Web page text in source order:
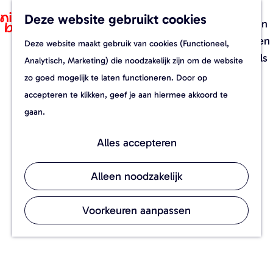
Deze website gebruikt cookies
Deze website maakt gebruik van cookies (Functioneel,
Analytisch, Marketing) die noodzakelijk zijn om de website
zo goed mogelijk te laten functioneren. Door op
accepteren te klikken, geef je aan hiermee akkoord te
gaan.
Alles accepteren
Alleen noodzakelijk
Voorkeuren aanpassen
F
a
v
o
r
t
e
n
Z
o
e
k
e
M
e
n
u
Foodverhalen
Evenementen
Streekwinkels